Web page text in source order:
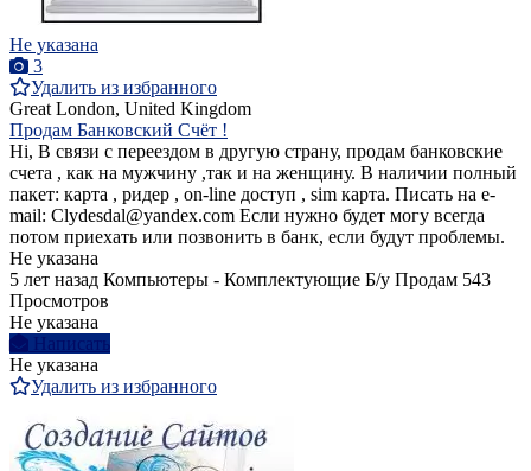
Не указана
3
Удалить из избранного
Great London, United Kingdom
Продам Банковский Cчёт !
Hi, В связи с переездом в другую страну, продам банковские
счета , как на мужчину ,так и на женщину. В наличии полный
пакет: карта , ридер , on-line доступ , sim карта. Писать на e-
mail: Clydesdal@yandex.com Если нужно будет могу всегда
потом приехать или позвонить в банк, если будут проблемы.
Не указана
5 лет назад Компьютеры - Комплектующие Б/у Продам 543
Просмотров
Не указана
Написать
Не указана
Удалить из избранного